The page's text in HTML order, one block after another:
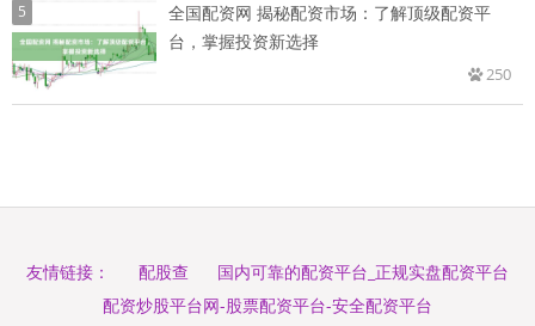
5
全国配资网 揭秘配资市场：了解顶级配资平
台，掌握投资新选择
250
友情链接： 配股查
国内可靠的配资平台_正规实盘配资平台
配资炒股平台网-股票配资平台-安全配资平台